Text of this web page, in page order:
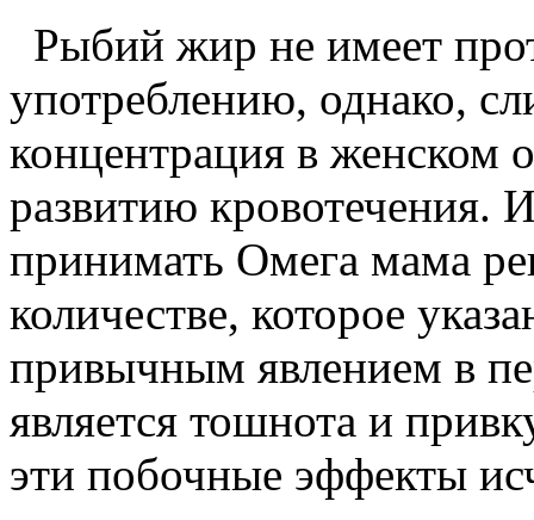
Рыбий жир не имеет
употреблению, однако,
концентрация в женском
развитию кровотечения.
принимать Омега мама
количестве, которое
привычным явлением в
является тошнота и
эти побочные эффекты